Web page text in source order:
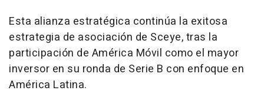
Esta alianza estratégica continúa la exitosa
estrategia de asociación de Sceye, tras la
participación de América Móvil como el mayor
inversor en su ronda de Serie B con enfoque en
América Latina.